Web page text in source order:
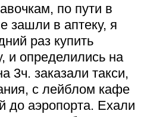
по пути в
зашли в аптеку, я
раз купить
и определились на
3ч. заказали такси,
с лейблом кафе
до аэропорта. Ехали